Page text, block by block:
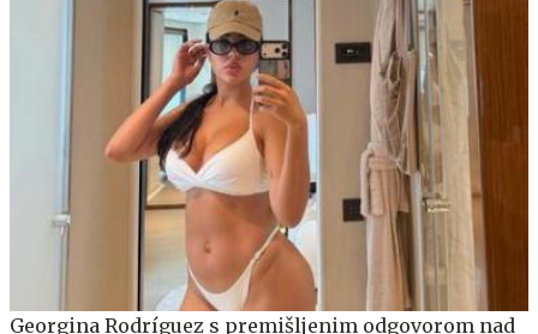
Georgina Rodríguez s premišljenim odgovorom nad